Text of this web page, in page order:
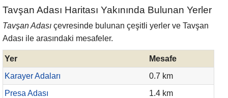
Tavşan Adası Haritası Yakınında Bulunan Yerler
Tavşan Adası çevresinde bulunan çeşitli yerler ve Tavşan
Adası ile arasındaki mesafeler.
Yer
Mesafe
Karayer Adaları
0.7 km
Presa Adası
1.4 km